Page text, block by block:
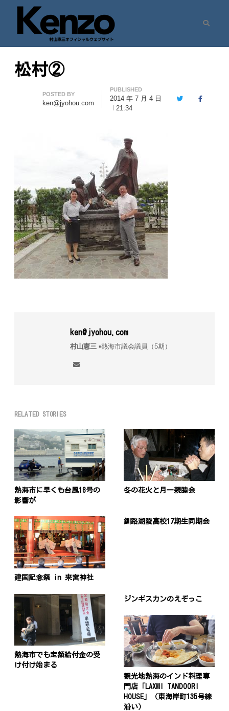
七転八起 – 村山憲三 Official Site
村山憲三ウェブサイト
松村②
Author
POSTED BY
ken@jyohou.com
PUBLISHED
2014 年 7 月 4 日
21:34
TwitterFacebook
ken@jyohou.com
村山憲三▪︎熱海市議会議員（5期）
RELATED STORIES
熱海市に早くも台風18号の
影響が
冬の花火と月一親睦会
建国記念祭 in 来宮神社
釧路湖陵高校17期生同期会
熱海市でも定額給付金の受
け付け始まる
ジンギスカンのえぞっこ
観光地熱海のインド料理専
門店「LAXMI TANDOORI
HOUSE」（東海岸町135号線
沿い）